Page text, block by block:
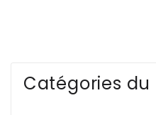
Catégories du